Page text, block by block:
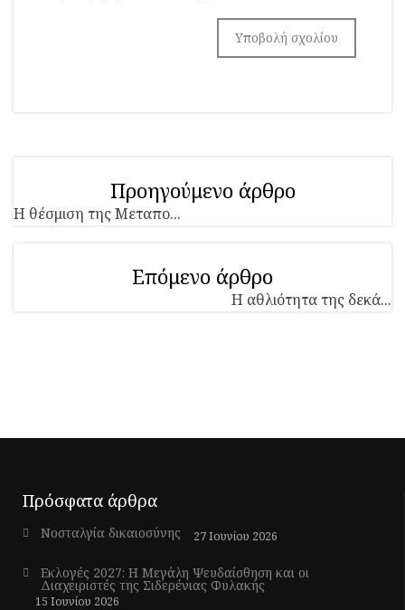
Προηγούμενο άρθρο
Η θέσμιση της Μεταπο...
Επόμενο άρθρο
Η αθλιότητα της δεκά...
Πρόσφατα άρθρα
Νοσταλγία δικαιοσύνης 27 Ιουνίου 2026
Εκλογές 2027: Η Μεγάλη Ψευδαίσθηση και οι
Διαχειριστές της Σιδερένιας Φυλακής
15 Ιουνίου 2026